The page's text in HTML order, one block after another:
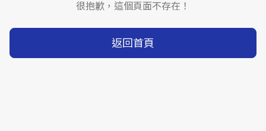
很抱歉，這個頁面不存在！
返回首頁